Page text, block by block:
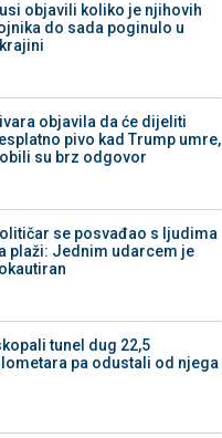
objavili koliko je njihovih
do sada poginulo u
objavila da će dijeliti
pivo kad Trump umre,
su brz odgovor
se posvađao s ljudima
plaži: Jednim udarcem je
tunel dug 22,5
pa odustali od njega